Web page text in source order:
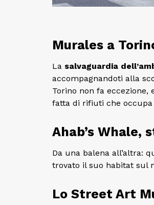
Murales a
La salvaguardia
accompagnandoti alla
Torino non fa eccezione,
fatta di rifiuti che occupa
Ahab’s Whale,
Da una balena all’altra:
trovato il suo habitat sul
Lo Street Art